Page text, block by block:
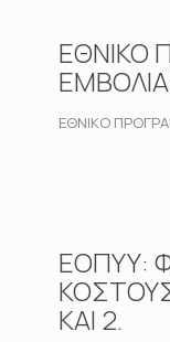
ΕΘΝΙΚΟ
ΕΘΝΙΚΟ
ΕΟΠΥΥ:
ΚΑΙ 2.